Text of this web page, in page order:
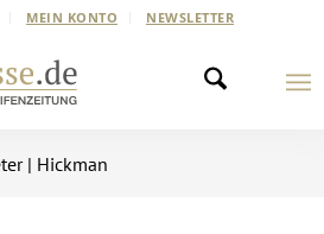
MEIN KONTO NEWSLETTER
| Hickman